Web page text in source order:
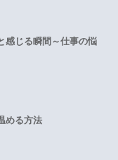
感じる瞬間～仕事の悩
める方法